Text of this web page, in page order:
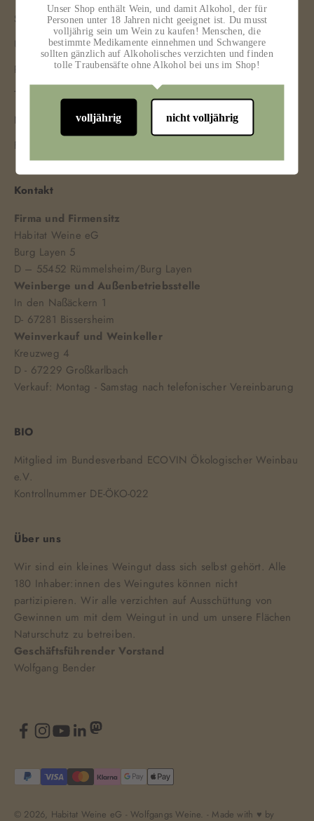
Shop
Unsere Weine
Purpose Genossenschaft
Termine
Naturschutz
Freunde
Kontakt
Firma und Firmensitz
Habitat Weine eG
Burg Layen 5
D – 55452 Rümmelsheim/Burg Layen
Weinberge und Außenbetriebsstelle
In den Naßäckern 1
D- 67281 Bissersheim
Weinverkauf und Weinkeller
Kreuzweg 4
D - 67229 Großkarlbach
Verkauf: Montag - Samstag nach telefonischer Vereinbarung
BIO
Mitglied im Bundesverband ECOVIN Ökologischer Weinbau
e.V.
Kontrollnummer DE-ÖKO-022
Widerrufsformular
Über uns
Wir sind ein kleines Weingut dass sich selbst gehört. Alle
180 Inhaber:innen des Weingutes können nicht
partizipieren. Wir alle verzichten auf Ausschüttung von
Gewinnen um mit dem Weingut in und um unsere Flächen
Naturschutz zu betreiben.
Geschäftsführender Vorstand
Wolfgang Bender
© 2026, Habitat Weine eG - Wolfgangs Weine. - Made with ♥️ by
Unser Shop enthält Wein, und damit Alkohol, der für
Personen unter 18 Jahren nicht geeignet ist. Du musst
volljährig sein um Wein zu kaufen! Menschen, die
bestimmte Medikamente einnehmen und Schwangere
sollten gänzlich auf Alkoholisches verzichten und finden
tolle Traubensäfte ohne Alkohol bei uns im Shop!
volljährig nicht volljährig